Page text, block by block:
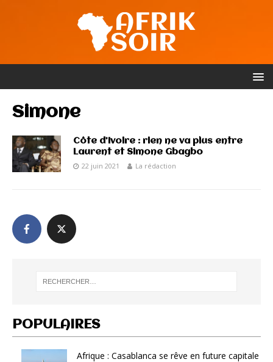
Simone
Côte d’Ivoire : rien ne va plus entre
Laurent et Simone Gbagbo
22 juin 2021 La rédaction
POPULAIRES
Afrique : Casablanca se rêve en future capitale